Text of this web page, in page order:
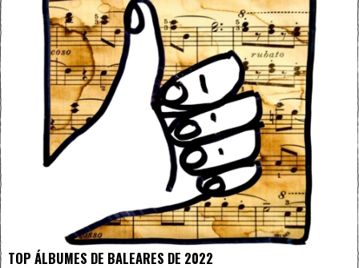
TOP ÁLBUMES DE BALEARES DE 2022